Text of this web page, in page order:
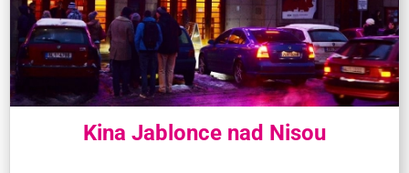
Kina Jablonce nad Nisou